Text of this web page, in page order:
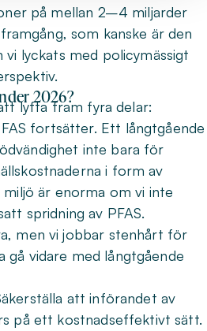
på mellan 2–4 miljarder
som kanske är den
lyckats med policymässigt
2026?
lyfta fram fyra delar:
fortsätter. Ett långtgående
inte bara för
i form av
är enorma om vi inte
spridning av PFAS.
men vi jobbar stenhårt för
gå vidare med långtgående
att införandet av
på ett kostnadseffektivt sätt.